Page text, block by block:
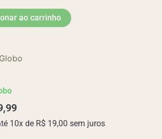
ao carrinho
10x de R$ 19,00 sem juros
As